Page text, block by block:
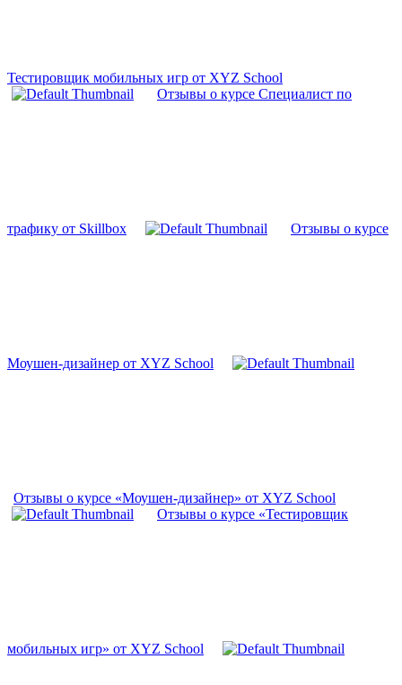
Тестировщик мобильных игр от XYZ School
Отзывы о курсе Специалист по
трафику от Skillbox Отзывы о курсе
Моушен-дизайнер от XYZ School
Отзывы о курсе «Моушен-дизайнер» от XYZ School
Отзывы о курсе «Тестировщик
мобильных игр» от XYZ School